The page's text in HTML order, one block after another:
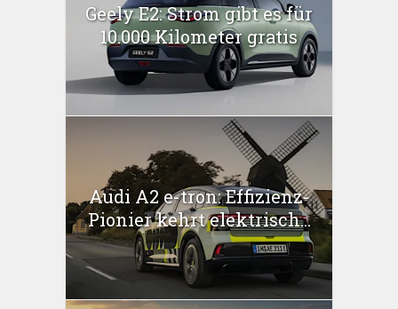
Geely E2: Strom gibt es für
10.000 Kilometer gratis
Audi A2 e-tron: Effizienz-
Pionier kehrt elektrisch...